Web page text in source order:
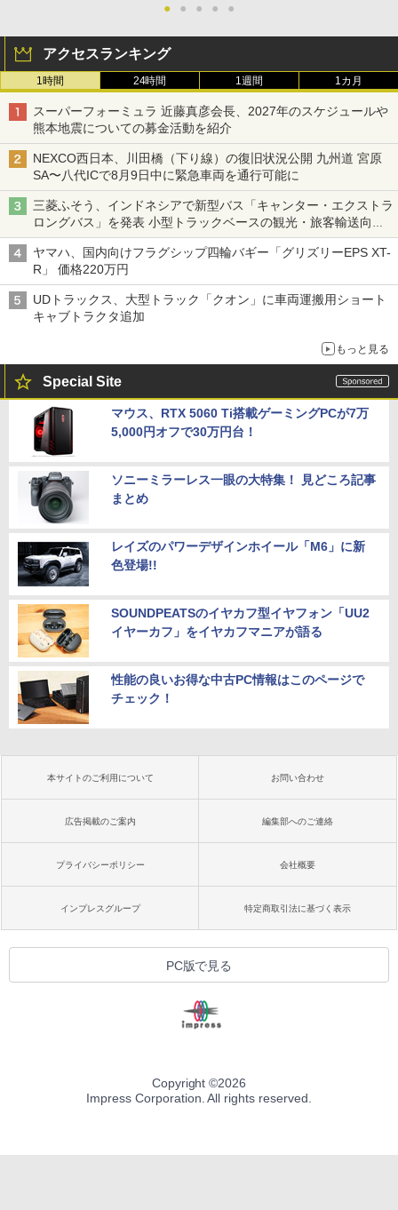
● ● ● ● ●
アクセスランキング
1時間 24時間 1週間 1カ月
スーパーフォーミュラ 近藤真彦会長、2027年のスケジュールや
熊本地震についての募金活動を紹介
NEXCO西日本、川田橋（下り線）の復旧状況公開 九州道 宮原
SA〜八代ICで8月9日中に緊急車両を通行可能に
三菱ふそう、インドネシアで新型バス「キャンター・エクストラ
ロングバス」を発表 小型トラックベースの観光・旅客輸送向け
バス
ヤマハ、国内向けフラグシップ四輪バギー「グリズリーEPS XT-
R」 価格220万円
UDトラックス、大型トラック「クオン」に車両運搬用ショート
キャブトラクタ追加
もっと見る
Special Site
マウス、RTX 5060 Ti搭載ゲーミングPCが7万
5,000円オフで30万円台！
ソニーミラーレス一眼の大特集！ 見どころ記事
まとめ
レイズのパワーデザインホイール「M6」に新
色登場!!
SOUNDPEATSのイヤカフ型イヤフォン「UU2
イヤーカフ」をイヤカフマニアが語る
性能の良いお得な中古PC情報はこのページで
チェック！
本サイトのご利用について お問い合わせ
広告掲載のご案内 編集部へのご連絡
プライバシーポリシー 会社概要
インプレスグループ 特定商取引法に基づく表示
PC版で見る
Copyright ©2026
Impress Corporation. All rights reserved.